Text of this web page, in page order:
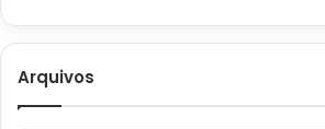
Arquivos